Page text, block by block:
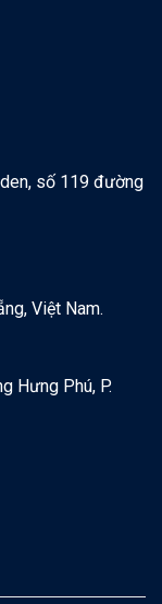
số 119 đường
Việt Nam.
Hưng Phú, P.